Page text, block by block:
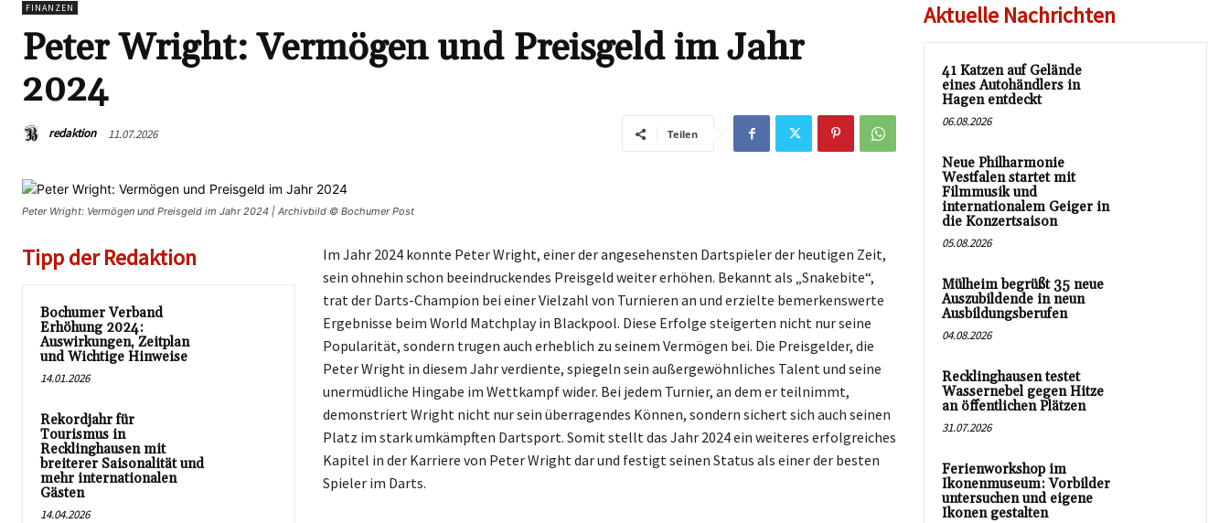
FINANZEN
Peter Wright: Vermögen und Preisgeld im Jahr
2024
redaktion 11.07.2026 Teilen
Peter Wright: Vermögen und Preisgeld im Jahr 2024 | Archivbild © Bochumer Post
Tipp der Redaktion
Bochumer Verband
Erhöhung 2024:
Auswirkungen, Zeitplan
und Wichtige Hinweise
14.01.2026
Rekordjahr für
Tourismus in
Recklinghausen mit
breiterer Saisonalität und
mehr internationalen
Gästen
14.04.2026
Im Jahr 2024 konnte Peter Wright, einer der angesehensten Dartspieler der heutigen Zeit,
sein ohnehin schon beeindruckendes Preisgeld weiter erhöhen. Bekannt als „Snakebite“,
trat der Darts-Champion bei einer Vielzahl von Turnieren an und erzielte bemerkenswerte
Ergebnisse beim World Matchplay in Blackpool. Diese Erfolge steigerten nicht nur seine
Popularität, sondern trugen auch erheblich zu seinem Vermögen bei. Die Preisgelder, die
Peter Wright in diesem Jahr verdiente, spiegeln sein außergewöhnliches Talent und seine
unermüdliche Hingabe im Wettkampf wider. Bei jedem Turnier, an dem er teilnimmt,
demonstriert Wright nicht nur sein überragendes Können, sondern sichert sich auch seinen
Platz im stark umkämpften Dartsport. Somit stellt das Jahr 2024 ein weiteres erfolgreiches
Kapitel in der Karriere von Peter Wright dar und festigt seinen Status als einer der besten
Spieler im Darts.
Aktuelle Nachrichten
41 Katzen auf Gelände
eines Autohändlers in
Hagen entdeckt
06.08.2026
Neue Philharmonie
Westfalen startet mit
Filmmusik und
internationalem Geiger in
die Konzertsaison
05.08.2026
Mülheim begrüßt 35 neue
Auszubildende in neun
Ausbildungsberufen
04.08.2026
Recklinghausen testet
Wassernebel gegen Hitze
an öffentlichen Plätzen
31.07.2026
Ferienworkshop im
Ikonenmuseum: Vorbilder
untersuchen und eigene
Ikonen gestalten